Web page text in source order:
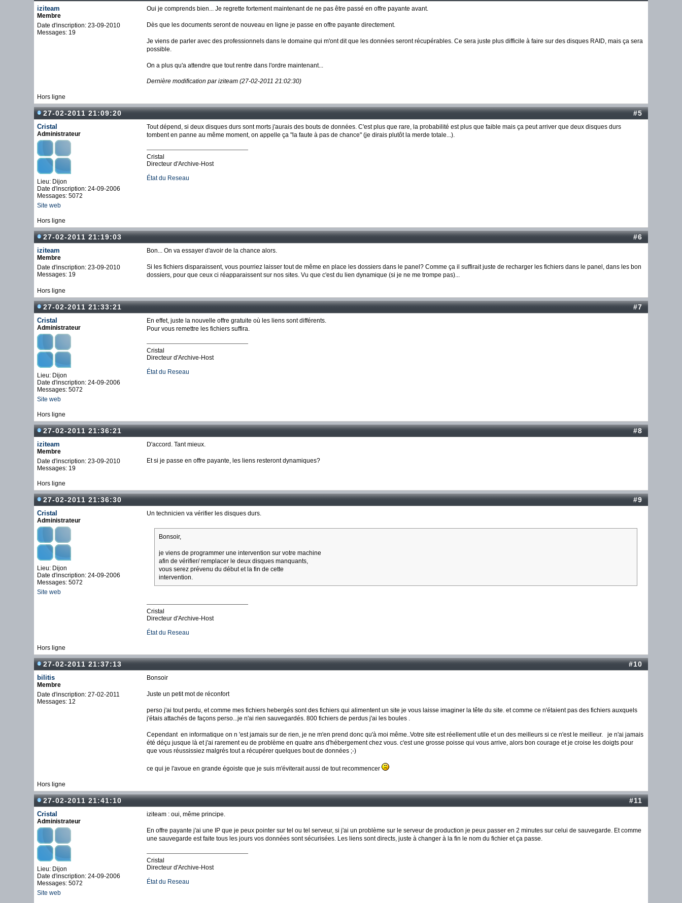
iziteam
Membre
Date d'inscription: 23-09-2010
Messages: 19
Oui je comprends bien... Je regrette fortement maintenant de ne pas être passé en offre payante avant.
Dès que les documents seront de nouveau en ligne je passe en offre payante directement.
Je viens de parler avec des professionnels dans le domaine qui m'ont dit que les données seront récupérables. Ce sera juste plus difficile à faire sur des disques RAID, mais ça sera
possible.
On a plus qu'a attendre que tout rentre dans l'ordre maintenant...
Dernière modification par iziteam (27-02-2011 21:02:30)
Hors ligne
#5
27-02-2011 21:09:20
Cristal
Administrateur
Lieu: Dijon
Date d'inscription: 24-09-2006
Messages: 5072
Site web
Tout dépend, si deux disques durs sont morts j'aurais des bouts de données. C'est plus que rare, la probabilité est plus que faible mais ça peut arriver que deux disques durs
tombent en panne au même moment, on appelle ça "la faute à pas de chance" (je dirais plutôt la merde totale...).
Cristal
Directeur d'Archive-Host
État du Reseau
Hors ligne
#6
27-02-2011 21:19:03
iziteam
Membre
Date d'inscription: 23-09-2010
Messages: 19
Bon... On va essayer d'avoir de la chance alors.
Si les fichiers disparaissent, vous pourriez laisser tout de même en place les dossiers dans le panel? Comme ça il suffirait juste de recharger les fichiers dans le panel, dans les bon
dossiers, pour que ceux ci réapparaissent sur nos sites. Vu que c'est du lien dynamique (si je ne me trompe pas)...
Hors ligne
#7
27-02-2011 21:33:21
Cristal
Administrateur
Lieu: Dijon
Date d'inscription: 24-09-2006
Messages: 5072
Site web
En effet, juste la nouvelle offre gratuite où les liens sont différents.
Pour vous remettre les fichiers suffira.
Cristal
Directeur d'Archive-Host
État du Reseau
Hors ligne
#8
27-02-2011 21:36:21
iziteam
Membre
Date d'inscription: 23-09-2010
Messages: 19
D'accord. Tant mieux.
Et si je passe en offre payante, les liens resteront dynamiques?
Hors ligne
#9
27-02-2011 21:36:30
Cristal
Administrateur
Lieu: Dijon
Date d'inscription: 24-09-2006
Messages: 5072
Site web
Un technicien va vérifier les disques durs.
Bonsoir,
je viens de programmer une intervention sur votre machine
afin de vérifier/ remplacer le deux disques manquants,
vous serez prévenu du début et la fin de cette
intervention.
Cristal
Directeur d'Archive-Host
État du Reseau
Hors ligne
#10
27-02-2011 21:37:13
bilitis
Membre
Date d'inscription: 27-02-2011
Messages: 12
Bonsoir
Juste un petit mot de réconfort
perso j'ai tout perdu, et comme mes fichiers hebergés sont des fichiers qui alimentent un site je vous laisse imaginer la tête du site. et comme ce n'étaient pas des fichiers auxquels
j'étais attachés de façons perso...je n'ai rien sauvegardés. 800 fichiers de perdus j'ai les boules .
Cependant en informatique on n 'est jamais sur de rien, je ne m'en prend donc qu'à moi même..Votre site est réellement utile et un des meilleurs si ce n'est le meilleur. je n'ai jamais
été déçu jusque là et j'ai rarement eu de problème en quatre ans d'hébergement chez vous. c'est une grosse poisse qui vous arrive, alors bon courage et je croise les doigts pour
que vous réussissiez malgrés tout a récupérer quelques bout de données ;-)
ce qui je l'avoue en grande égoiste que je suis m'éviterait aussi de tout recommencer
Hors ligne
#11
27-02-2011 21:41:10
Cristal
Administrateur
Lieu: Dijon
Date d'inscription: 24-09-2006
Messages: 5072
Site web
iziteam : oui, même principe.
En offre payante j'ai une IP que je peux pointer sur tel ou tel serveur, si j'ai un problème sur le serveur de production je peux passer en 2 minutes sur celui de sauvegarde. Et comme
une sauvegarde est faite tous les jours vos données sont sécurisées. Les liens sont directs, juste à changer à la fin le nom du fichier et ça passe.
Cristal
Directeur d'Archive-Host
État du Reseau